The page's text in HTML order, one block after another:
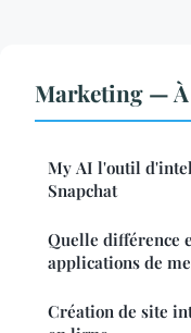
Marketing —
My AI l'outil
Snapchat
Quelle différence
applications de
Création de site